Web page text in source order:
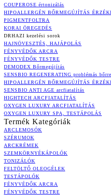
COUPEROSE értonizálás
HIPOALLERGÉN BŐRMEGÚJÍTÁS
PIGMENTFOLTRA
KORAI ÖREGEDÉS
DRHAZI kezelési sorok
HAJNÖVESZTÉS, HAJÁPOLÁS
FÉNYVÉDŐK ARCRA
FÉNYVÉDŐK TESTRE
DEMODEX Bőrmegújítás
SENSBIO REGENERATING problémás bőrre
HIPOALLERGÉN BŐRMEGÚJÍTÁS
SENSBIO ANTI AGE arcfiatalítás
HIGHTECH ARCFIATALÍTÁS
OXYGEN LUXURY ARCFIATALÍTÁS
OXYGEN LUXURY SPA, TESTÁPOLÁS
Termék Kategóriák
ARCLEMOSÓK
SZÉRUMOK
ARCKRÉMEK
SZEMKÖRNYÉKÁPOLÓK
TONIZÁLÓK
FELTÖLTŐ OLEOGÉLEK
TESTÁPOLÓK
FÉNYVÉDŐK ARCRA
FÉNYVÉDŐK TESTRE